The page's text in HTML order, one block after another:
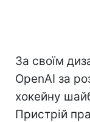
За своїм
OpenAI за
хокейну
Пристрій